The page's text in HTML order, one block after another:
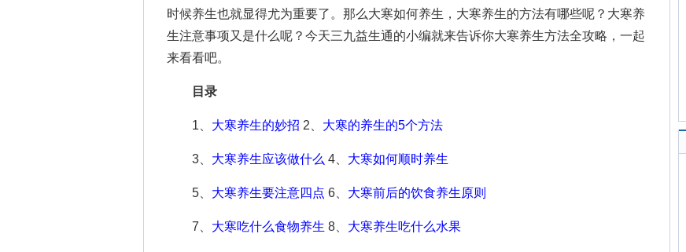
时候养生也就显得尤为重要了。那么大寒如何养生， 大寒养生的方法有哪些呢？ 大寒养
生注意事项又是什么呢？今天三九益生通的小编就来告诉你大寒养生方法全攻略，一起
来看看吧。
目录
1、 大寒养生的妙招 2、 大寒的养生的5个方法
3、 大寒养生应该做什么 4、 大寒如何顺时养生
5、 大寒养生要注意四点 6、 大寒前后的饮食养生原则
7、 大寒吃什么食物养生 8、 大寒养生吃什么水果